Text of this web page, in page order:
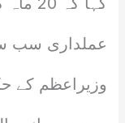
عملداری سب
وزیراعظم کے